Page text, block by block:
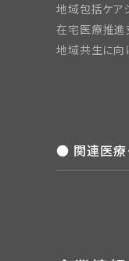
地域包括ケア
在宅医療推進
地域共生に向
● 関連医療